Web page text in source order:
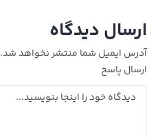
ارسال دیدگاه
آدرس ایمیل شما منتشر نخواهد شد.
ارسال پاسخ